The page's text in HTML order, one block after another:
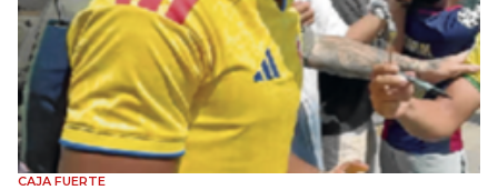
CAJA FUERTE